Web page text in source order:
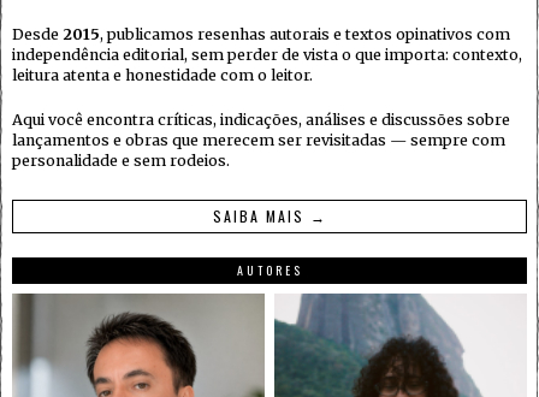
Desde 2015, publicamos resenhas autorais e textos opinativos com
independência editorial, sem perder de vista o que importa: contexto,
leitura atenta e honestidade com o leitor.
Aqui você encontra críticas, indicações, análises e discussões sobre
lançamentos e obras que merecem ser revisitadas — sempre com
personalidade e sem rodeios.
SAIBA MAIS →
AUTORES